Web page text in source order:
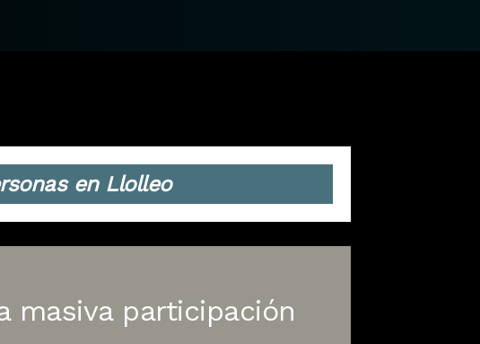
en Llolleo
masiva participación